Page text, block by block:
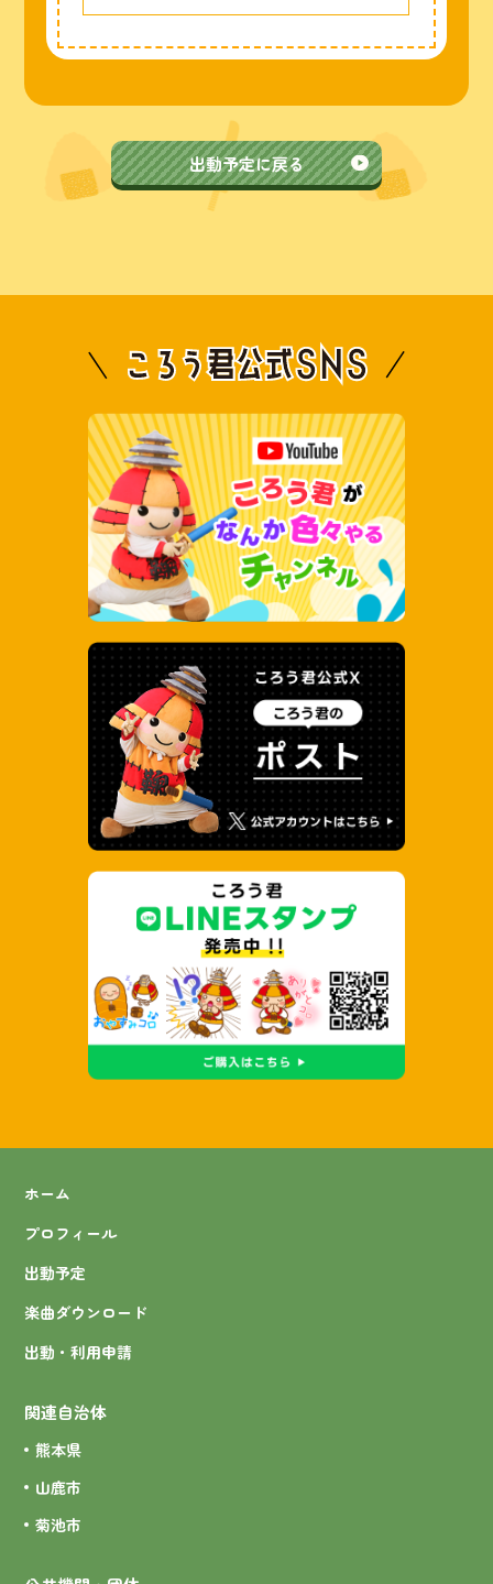
出動予定に戻る
ホーム
プロフィール
出動予定
楽曲ダウンロード
出動・利用申請
関連自治体
熊本県
山鹿市
菊池市